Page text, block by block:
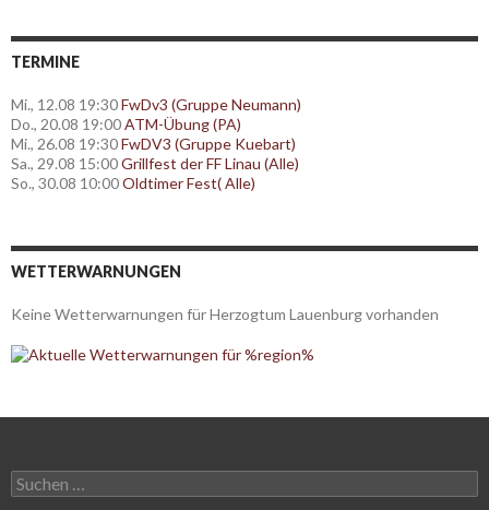
TERMINE
Mi., 12.08 19:30FwDv3 (Gruppe Neumann)
Do., 20.08 19:00ATM-Übung (PA)
Mi., 26.08 19:30FwDV3 (Gruppe Kuebart)
Sa., 29.08 15:00Grillfest der FF Linau (Alle)
So., 30.08 10:00Oldtimer Fest( Alle)
WETTERWARNUNGEN
Keine Wetterwarnungen für Herzogtum Lauenburg vorhanden
Suchen
nach: